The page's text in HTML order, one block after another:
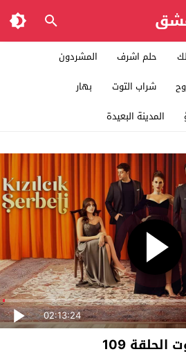
حلم اشرف
المشردون
شراب التوت
بهار
المدينة البعيدة
02:13:24
109